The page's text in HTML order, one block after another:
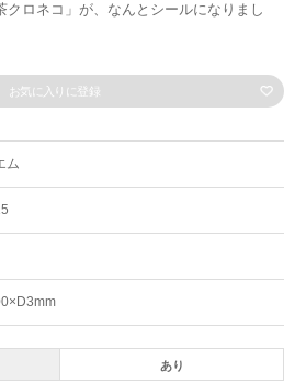
クロネコ」が、なんとシールになりまし
お気に入りに登録
ム
あり